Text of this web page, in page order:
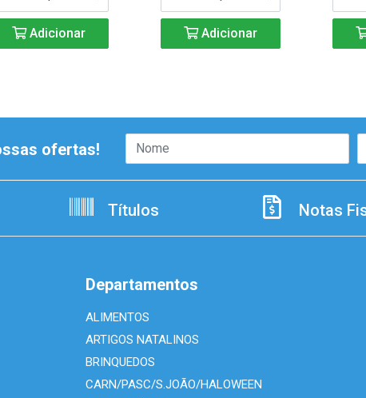
Adicionar Adicionar
ofertas!
Títulos Notas
Departamentos
ALIMENTOS
ARTIGOS NATALINOS
BRINQUEDOS
CARN/PASC/S.JOÃO/HALOWEEN